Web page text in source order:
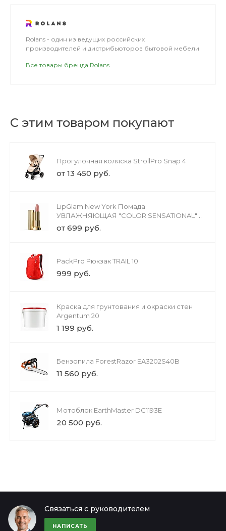
Rolans - один из ведущих российских
производителей и дистрибьюторов бытовой мебели
Все товары бренда Rolans
С этим товаром покупают
Прогулочная коляска StrollPro Snap 4
от 13 450 руб.
LipGlam New York Помада
УВЛАЖНЯЮЩАЯ "COLOR SENSATIONAL"
МАТОВОЕ ОБНАЖЕНИЕ
от 699 руб.
PackPro Рюкзак TRAIL 10
999 руб.
Краска для грунтования и окраски стен
Argentum 20
1 199 руб.
Бензопила ForestRazor EA3202S40B
11 560 руб.
Мотоблок EarthMaster DC1193E
20 500 руб.
Связаться с руководителем
НАПИСАТЬ